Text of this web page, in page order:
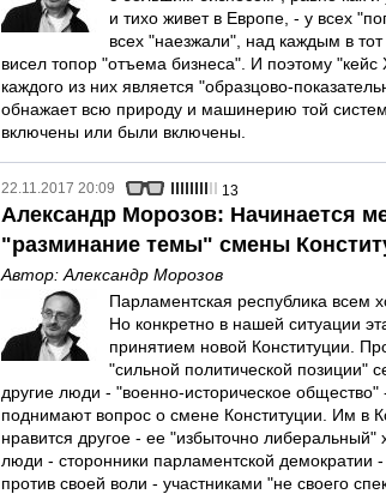
и тихо живет в Европе, - у всех
всех "наезжали", над каждым в
висел топор "отъема бизнеса". И поэтому "кейс
каждого из них является "образцово-
обнажает всю природу и машинерию той
включены или были включены.
22.11.2017 20:09 13
Александр Морозов: Начинается
"разминание темы" смены
Автор: Александр Морозов
Парламентская республика всем
Но конкретно в нашей ситуации
принятием новой Конституции.
"сильной политической позиции"
другие люди - "военно-историческое общество"
поднимают вопрос о смене Конституции. Им в
нравится другое - ее "избыточно либеральный"
люди - сторонники парламентской демократии
против своей воли - участниками "не своего